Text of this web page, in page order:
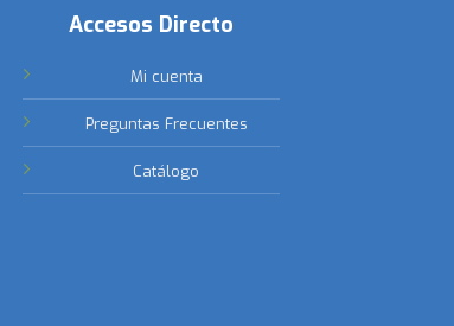
Accesos Directo
Mi cuenta
Preguntas Frecuentes
Catálogo